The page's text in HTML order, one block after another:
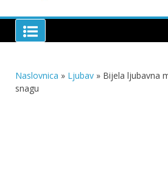
Motivacione
Naslovnica » Ljubav » Bijela ljubavna
snagu